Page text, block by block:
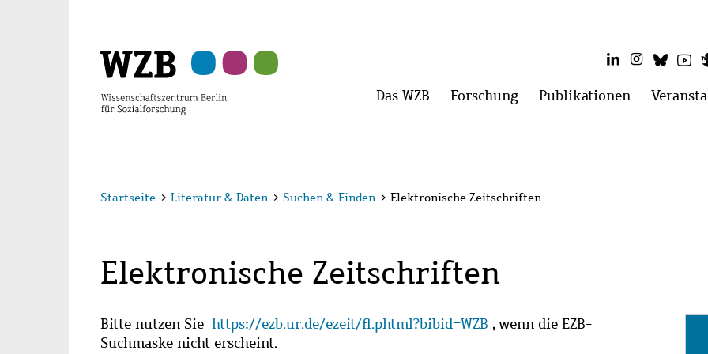
LinkedInInstagram
Hauptmenü
Das WZB Menü
Forschung Menü
Publikationen Menü
Startseite > Literatur & Daten > Suchen & Finden > Elektronische Zeitschriften
Elektronische Zeitschriften
Bitte nutzen Sie https://ezb.ur.de/ezeit/fl.phtml?bibid=WZB , wenn die EZB-
Suchmaske nicht erscheint.